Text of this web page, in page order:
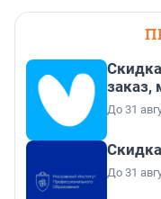
заказ,
До 31
До 31